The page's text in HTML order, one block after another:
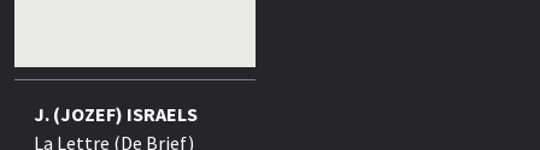
J. (JOZEF) ISRAELS
La Lettre (De Brief)